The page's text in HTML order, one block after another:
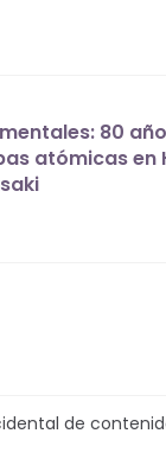
80
atómicas en
de